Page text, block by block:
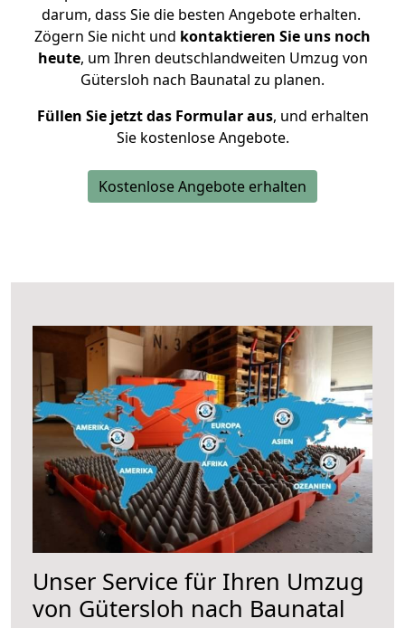
darum, dass Sie die besten Angebote erhalten.
Zögern Sie nicht und kontaktieren Sie uns noch
heute, um Ihren deutschlandweiten Umzug von
Gütersloh nach Baunatal zu planen.
Füllen Sie jetzt das Formular aus, und erhalten
Sie kostenlose Angebote.
Kostenlose Angebote erhalten
Unser Service für Ihren Umzug
von Gütersloh nach Baunatal